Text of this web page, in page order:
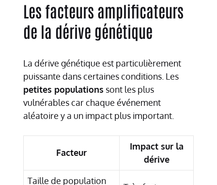
Les facteurs amplificateurs
de la dérive génétique
La dérive génétique est particulièrement
puissante dans certaines conditions. Les
petites populations sont les plus
vulnérables car chaque événement
aléatoire y a un impact plus important.
Facteur
Impact sur la
dérive
Taille de population